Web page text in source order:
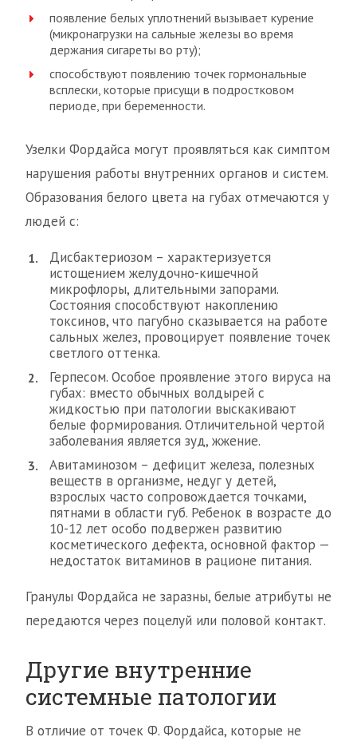
появление белых уплотнений вызывает курение
(микронагрузки на сальные железы во время
держания сигареты во рту);
способствуют появлению точек гормональные
всплески, которые присущи в подростковом
периоде, при беременности.
Узелки Фордайса могут проявляться как симптом
нарушения работы внутренних органов и систем.
Образования белого цвета на губах отмечаются у
людей с:
Дисбактериозом – характеризуется
истощением желудочно-кишечной
микрофлоры, длительными запорами.
Состояния способствуют накоплению
токсинов, что пагубно сказывается на работе
сальных желез, провоцирует появление точек
светлого оттенка.
Герпесом. Особое проявление этого вируса на
губах: вместо обычных волдырей с
жидкостью при патологии выскакивают
белые формирования. Отличительной чертой
заболевания является зуд, жжение.
Авитаминозом – дефицит железа, полезных
веществ в организме, недуг у детей,
взрослых часто сопровождается точками,
пятнами в области губ. Ребенок в возрасте до
10-12 лет особо подвержен развитию
косметического дефекта, основной фактор —
недостаток витаминов в рационе питания.
Гранулы Фордайса не заразны, белые атрибуты не
передаются через поцелуй или половой контакт.
Другие внутренние
системные патологии
В отличие от точек Ф. Фордайса, которые не